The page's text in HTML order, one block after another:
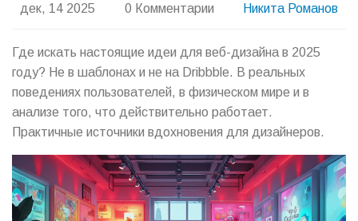
дек, 14 2025 0 Комментарии Никита Романов
Где искать настоящие идеи для веб-дизайна в 2025
году? Не в шаблонах и не на Dribbble. В реальных
поведениях пользователей, в физическом мире и в
анализе того, что действительно работает.
Практичные источники вдохновения для дизайнеров.